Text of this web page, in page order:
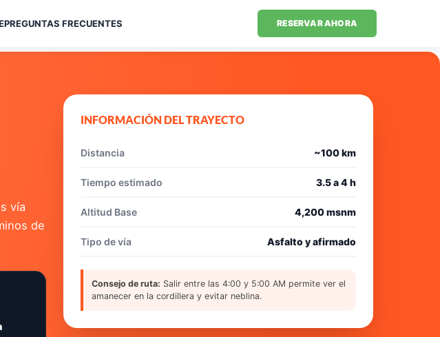
PREGUNTAS FRECUENTES RESERVAR AHORA
vía
de
INFORMACIÓN DEL TRAYECTO
Distancia ~100 km
Tiempo estimado 3.5 a 4 h
Altitud Base 4,200 msnm
Tipo de vía Asfalto y afirmado
Consejo de ruta: Salir entre las 4:00 y 5:00 AM permite ver el
amanecer en la cordillera y evitar neblina.